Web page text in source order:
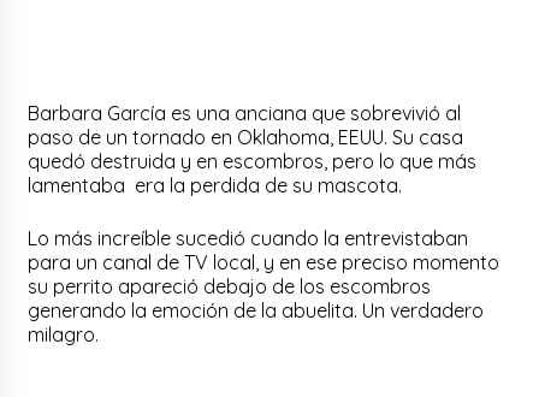
Barbara García es una anciana que sobrevivió al
paso de un tornado en Oklahoma, EEUU. Su casa
quedó destruida y en escombros, pero lo que más
lamentaba era la perdida de su mascota.
Lo más increíble sucedió cuando la entrevistaban
para un canal de TV local, y en ese preciso momento
su perrito apareció debajo de los escombros
generando la emoción de la abuelita. Un verdadero
milagro.